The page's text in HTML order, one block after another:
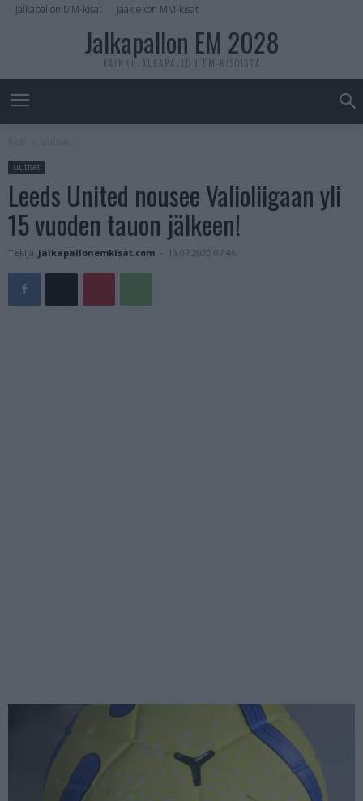
Jalkapallon MM-kisat Jääkiekon MM-kisat
Jalkapallon EM 2028
KAIKKI JALKAPALLON EM-KISOISTA
uutiset
Leeds United nousee Valioliigaan yli
15 vuoden tauon jälkeen!
Tekijä Jalkapallonemkisat.com - 18.07.2020 07:46